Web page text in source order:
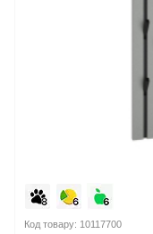
Код товару: 10117700